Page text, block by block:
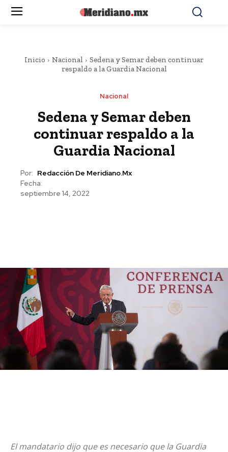
Inicio Nacional
Sedena y Semar deben continuar
respaldo a la Guardia Nacional
Nacional
Sedena y Semar deben
continuar respaldo a la
Guardia Nacional
Por: Redacción De Meridiano.mx
Fecha:
septiembre 14, 2022
El mandatario dijo que es necesario que la Guardia